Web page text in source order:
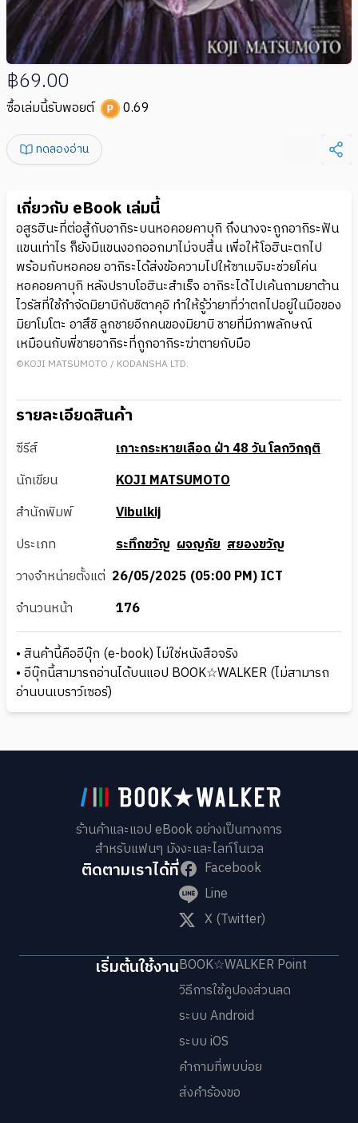
฿69.00
ซื้อเล่มนี้รับพอยต์ 0.69
ทดลองอ่าน
เกี่ยวกับ eBook เล่มนี้
อสูรฮินะที่ต่อสู้กับอากิระบนหอคอยคาบุกิ ถึงนางจะถูกอากิระฟัน
แขนเท่าไร ก็ยังมีแขนงอกออกมาไม่จบสิ้น เพื่อให้โอฮินะตกไป
พร้อมกับหอคอย อากิระได้ส่งข้อความไปให้ซาเมจิมะช่วยโค่น
หอคอยคาบุกิ หลังปราบโอฮินะสำเร็จ อากิระได้ไปเค้นถามยาต้าน
ไวรัสที่ใช้กำจัดมิยาบิกับชิตาคุอิ ทำให้รู้ว่ายาที่ว่าตกไปอยู่ในมือของ
มิยาโมโตะ อาสึชิ ลูกชายอีกคนของมิยาบิ ชายที่มีภาพลักษณ์
เหมือนกับพี่ชายอากิระที่ถูกอากิระฆ่าตายกับมือ
©KOJI MATSUMOTO / KODANSHA LTD.
รายละเอียดสินค้า
ซีรีส์
เกาะกระหายเลือด ฝ่า 48 วัน โลกวิกฤติ
นักเขียน
KOJI MATSUMOTO
สำนักพิมพ์
Vibulkij
ประเภท
ระทึกขวัญ ผจญภัย สยองขวัญ
วางจำหน่ายตั้งแต่ 26/05/2025 (05:00 PM) ICT
จำนวนหน้า
176
• สินค้านี้คืออีบุ๊ก (e-book) ไม่ใช่หนังสือจริง
• อีบุ๊กนี้สามารถอ่านได้บนแอป BOOK☆WALKER (ไม่สามารถ
อ่านบนเบราว์เซอร์)
ร้านค้าและแอป eBook อย่างเป็นทางการ
สำหรับแฟนๆ มังงะและไลท์โนเวล
ติดตามเราได้ที่
Facebook
Line
X (Twitter)
เริ่มต้นใช้งานBOOK☆WALKER Point
วิธีการใช้คูปองส่วนลด
ระบบ Android
ระบบ iOS
คำถามที่พบบ่อย
ส่งคำร้องขอ